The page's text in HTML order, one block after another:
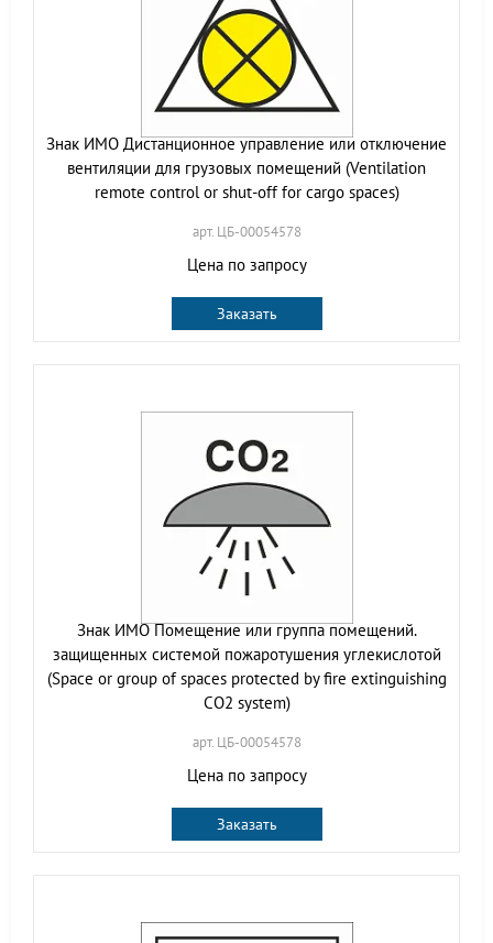
Знак ИМО Дистанционное управление или отключение
вентиляции для грузовых помещений (Ventilation
remote control or shut-off for cargo spaces)
арт. ЦБ-00054578
Цена по запросу
Заказать
Знак ИМО Помещение или группа помещений.
защищенных системой пожаротушения углекислотой
(Space or group of spaces protected by fire extinguishing
CO2 system)
арт. ЦБ-00054578
Цена по запросу
Заказать